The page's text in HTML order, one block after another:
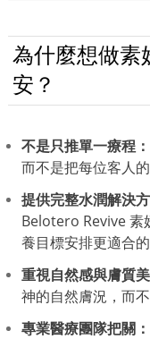
為什麼想做素
安？
不是只推單一療程：
而不是把每位客人
提供完整水潤解決方
Belotero Revive 素
養目標安排更適合的
重視自然感與膚質美
神的自然膚況，而
專業醫療團隊把關：